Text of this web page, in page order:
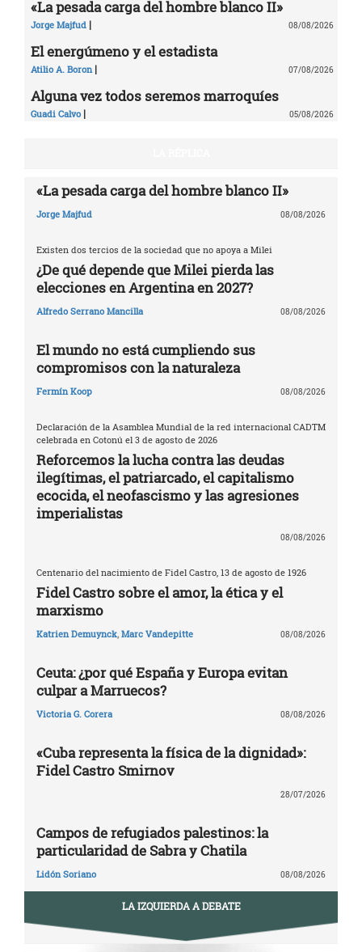
«La pesada carga del hombre blanco II»
Jorge Majfud | 08/08/2026
El energúmeno y el estadista
Atilio A. Boron | 07/08/2026
Alguna vez todos seremos marroquíes
Guadi Calvo | 05/08/2026
«La pesada carga del hombre blanco II»
Jorge Majfud 08/08/2026
Existen dos tercios de la sociedad que no apoya a Milei
¿De qué depende que Milei pierda las
elecciones en Argentina en 2027?
Alfredo Serrano Mancilla 08/08/2026
El mundo no está cumpliendo sus
compromisos con la naturaleza
Fermín Koop 08/08/2026
Declaración de la Asamblea Mundial de la red internacional CADTM
celebrada en Cotonú el 3 de agosto de 2026
Reforcemos la lucha contra las deudas
ilegítimas, el patriarcado, el capitalismo
ecocida, el neofascismo y las agresiones
imperialistas
08/08/2026
Centenario del nacimiento de Fidel Castro, 13 de agosto de 1926
Fidel Castro sobre el amor, la ética y el
marxismo
Katrien Demuynck, Marc Vandepitte 08/08/2026
Ceuta: ¿por qué España y Europa evitan
culpar a Marruecos?
Victoria G. Corera 08/08/2026
«Cuba representa la física de la dignidad»:
Fidel Castro Smirnov
28/07/2026
Campos de refugiados palestinos: la
particularidad de Sabra y Chatila
Lidón Soriano 08/08/2026
LA IZQUIERDA A DEBATE